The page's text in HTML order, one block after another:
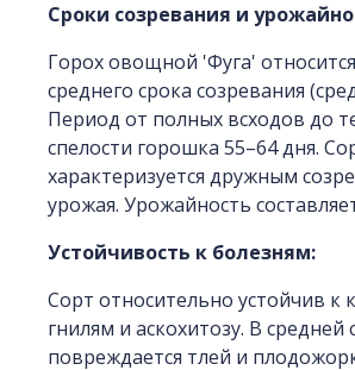
Сроки созревания и
Горох овощной 'Фуга'
среднего срока созревания
Период от полных всходов до
спелости горошка 55–64 дня.
характеризуется дружным
урожая. Урожайность
Устойчивость к болезням:
Сорт относительно устойчив к
гнилям и аскохитозу. В средней
повреждается тлей и